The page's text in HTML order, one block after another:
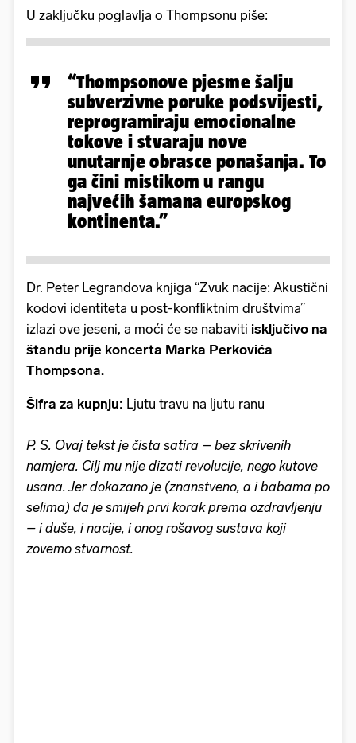
U zaključku poglavlja o Thompsonu piše:
“Thompsonove pjesme šalju
subverzivne poruke podsvijesti,
reprogramiraju emocionalne
tokove i stvaraju nove
unutarnje obrasce ponašanja. To
ga čini mistikom u rangu
najvećih šamana europskog
kontinenta.”
Dr. Peter Legrandova knjiga “Zvuk nacije: Akustični
kodovi identiteta u post-konfliktnim društvima”
izlazi ove jeseni, a moći će se nabaviti isključivo na
štandu prije koncerta Marka Perkovića
Thompsona.
Šifra za kupnju: Ljutu travu na ljutu ranu
P. S. Ovaj tekst je čista satira – bez skrivenih
namjera. Cilj mu nije dizati revolucije, nego kutove
usana. Jer dokazano je (znanstveno, a i babama po
selima) da je smijeh prvi korak prema ozdravljenju
– i duše, i nacije, i onog rošavog sustava koji
zovemo stvarnost.